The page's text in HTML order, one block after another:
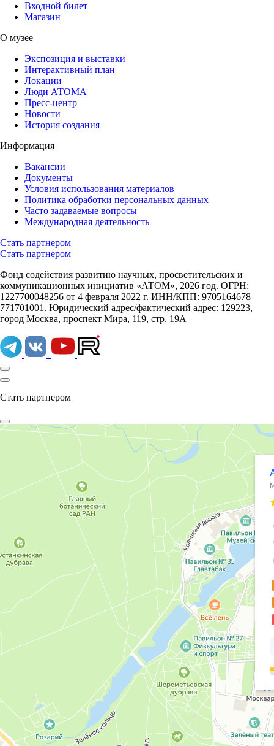
Входной билет
Магазин
О музее
Экспозиция и выставки
Интерактивный план
Локации
Люди АТОМА
Пресс-центр
Новости
История создания
Информация
Вакансии
Документы
Условия использования материалов
Политика обработки персональных данных
Часто задаваемые вопросы
Международная деятельность
Стать партнером
Стать партнером
Фонд содействия развитию научных, просветительских и
коммуникационных инициатив «АТОМ», 2026 год. ОГРН:
1227700048256 от 4 февраля 2022 г. ИНН/КПП: 9705164678
771701001. Юридический адрес/фактический адрес: 129223,
город Москва, проспект Мира, 119, стр. 19А
Стать партнером